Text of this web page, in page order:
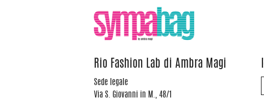
Rio Fashion Lab di Ambra Magi
Sede legale
Via S. Giovanni in M., 48/1